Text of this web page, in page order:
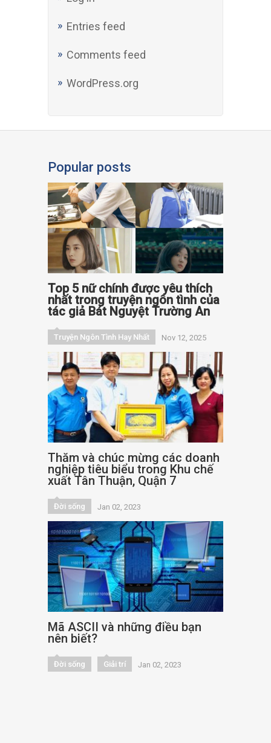
Entries feed
Comments feed
WordPress.org
Popular posts
Top 5 nữ chính được yêu thích
nhất trong truyện ngôn tình của
tác giả Bát Nguyệt Trường An
Truyện Ngôn Tình Hay Nhất Nov 12, 2025
Thăm và chúc mừng các doanh
nghiệp tiêu biểu trong Khu chế
xuất Tân Thuận, Quận 7
Đời sống Jan 02, 2023
Mã ASCII và những điều bạn
nên biết?
Đời sống Giải trí Jan 02, 2023